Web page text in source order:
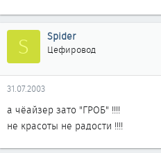
S Spider
Цефировод
31.07.2003
а чёайзер зато "ГРОБ" !!!!
не красоты не радости !!!!